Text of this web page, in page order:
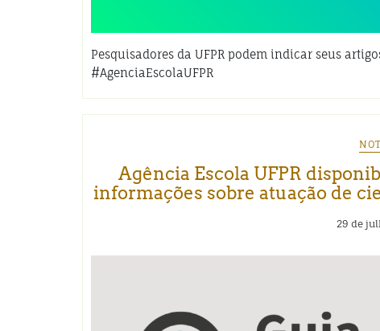
Pesquisadores da UFPR podem indicar seus
#AgenciaEscolaUFPR
Agência Escola UFPR
informações sobre atuação de
29 de